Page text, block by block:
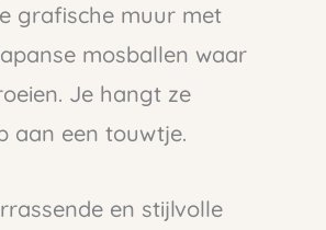
grafische muur met
mosballen waar
Je hangt ze
aan een touwtje.
en stijlvolle